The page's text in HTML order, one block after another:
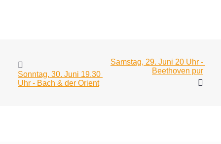
Sonntag, 30. Juni 19.30
Uhr - Bach & der Orient
Samstag, 29. Juni 20 Uhr -
Beethoven pur